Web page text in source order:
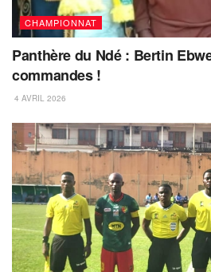
CHAMPIONNAT
Panthère du Ndé : Bertin
commandes !
4 AVRIL 2026